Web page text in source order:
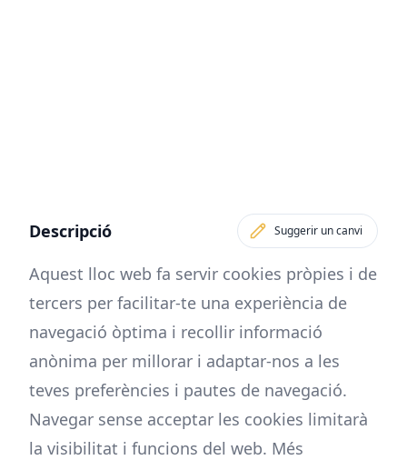
Descripció Suggerir un canvi
Aquest lloc web fa servir cookies pròpies i de
tercers per facilitar-te una experiència de
navegació òptima i recollir informació
anònima per millorar i adaptar-nos a les
teves preferències i pautes de navegació.
Navegar sense acceptar les cookies limitarà
la visibilitat i funcions del web. Més